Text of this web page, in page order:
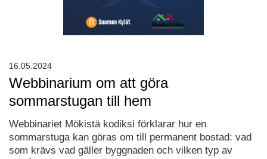
Webbinarium om att göra
sommarstugan till hem
Webbinariet Mökistä kodiksi förklarar hur en
sommarstuga kan göras om till permanent bostad: vad
som krävs vad gäller byggnaden och vilken typ av
16.05.2024